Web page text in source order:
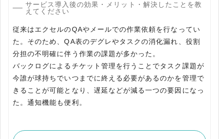
サービス導入後の効果・メリット・解決したことを教
えてください
従来はエクセルのQAやメールでの作業依頼を行なってい
た。そのため、QA表のデグレやタスクの消化漏れ、役割
分担の不明確に伴う作業の課題が多かった。
バックログによるチケット管理を行うことでタスク課題が
今誰が球持ちでいつまでに終える必要があるのかを管理で
きることが可能となり、遅延などが減る一つの要因になっ
た。通知機能も便利。